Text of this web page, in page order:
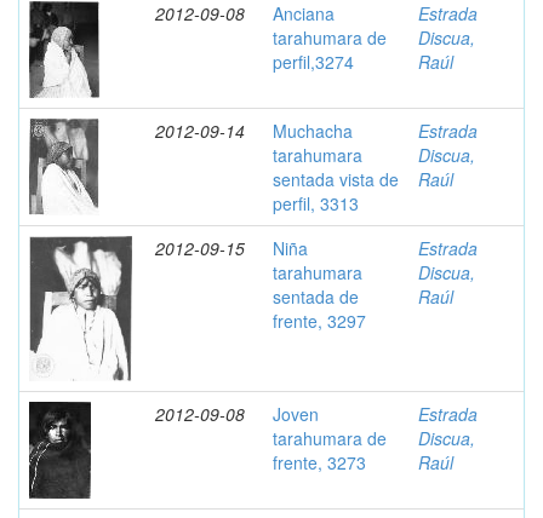
2012-09-08
Anciana
tarahumara de
perfil,3274
Estrada
Discua,
Raúl
2012-09-14
Muchacha
tarahumara
sentada vista de
perfil, 3313
Estrada
Discua,
Raúl
2012-09-15
Niña
tarahumara
sentada de
frente, 3297
Estrada
Discua,
Raúl
2012-09-08
Joven
tarahumara de
frente, 3273
Estrada
Discua,
Raúl